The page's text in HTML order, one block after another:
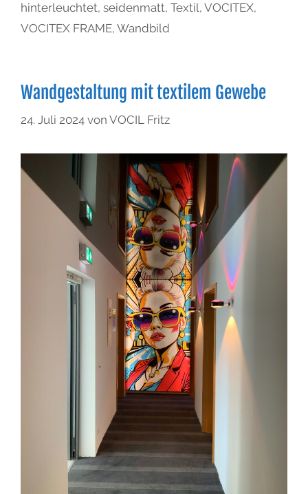
hinterleuchtet, seidenmatt, Textil, VOCITEX,
VOCITEX FRAME, Wandbild
Wandgestaltung mit textilem Gewebe
24. Juli 2024 von VOCIL Fritz